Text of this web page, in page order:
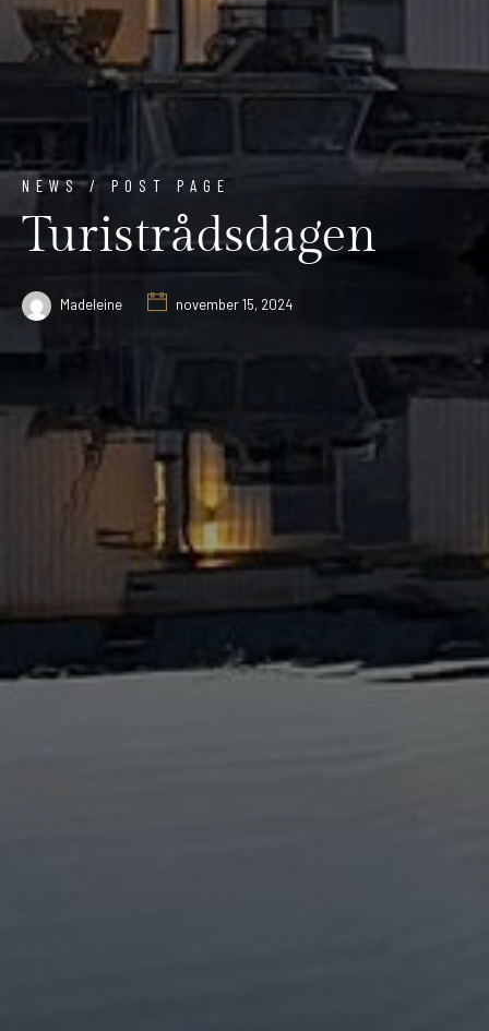
NEWS / POST PAGE
Turistrådsdagen
Madeleine november 15, 2024